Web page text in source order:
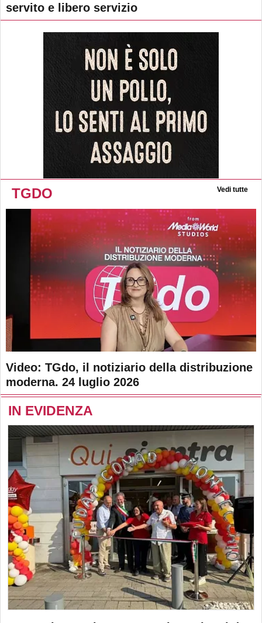
servito e libero servizio
TGDO Vedi tutte
Video: TGdo, il notiziario della distribuzione
moderna. 24 luglio 2026
IN EVIDENZA